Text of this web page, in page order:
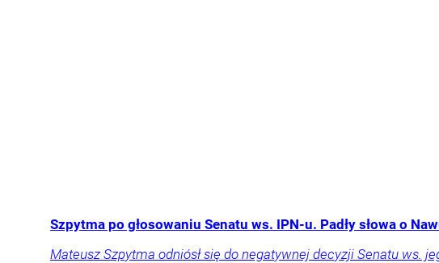
Szpytma po głosowaniu Senatu ws. IPN-u. Padły słowa o
Mateusz Szpytma odniósł się do negatywnej decyzji Senatu ws.